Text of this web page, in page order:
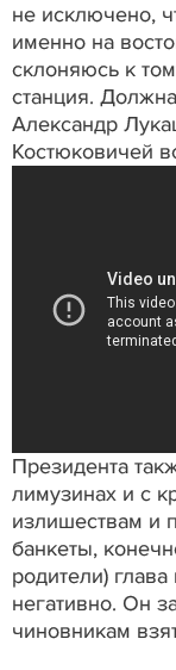
не исключено,
именно на
склоняюсь к
станция.
Александр
Костюковичей
Президента
лимузинах и с
излишествам и
банкеты,
родители)
негативно. Он
чиновникам